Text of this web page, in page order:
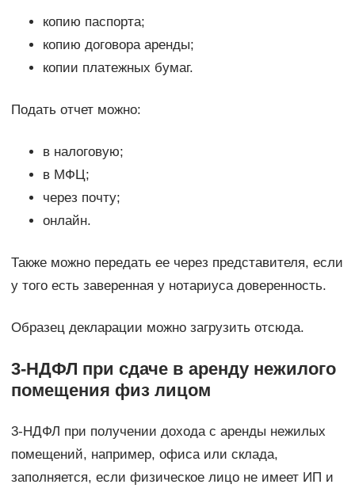
копию паспорта;
копию договора аренды;
копии платежных бумаг.
Подать отчет можно:
в налоговую;
в МФЦ;
через почту;
онлайн.
Также можно передать ее через представителя, если
у того есть заверенная у нотариуса доверенность.
Образец декларации можно загрузить отсюда.
3-НДФЛ при сдаче в аренду нежилого
помещения физ лицом
3-НДФЛ при получении дохода с аренды нежилых
помещений, например, офиса или склада,
заполняется, если физическое лицо не имеет ИП и